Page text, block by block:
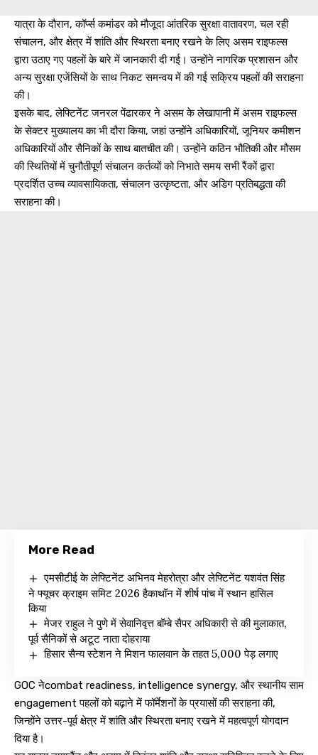
यात्रा के दौरान, कॉर्प्स कमांडर को मौजूदा आंतरिक सुरक्षा वातावरण, चल रही
संचालन, और क्षेत्र में शांति और स्थिरता बनाए रखने के लिए असम राइफल्स
द्वारा उठाए गए पहलों के बारे में जानकारी दी गई। उन्होंने नागरिक प्रशासन और
अन्य सुरक्षा एजेंसियों के साथ निकट समन्वय में की गई सक्रिय पहलों की सराहना
की।
इसके बाद, लेफ्टिनेंट जनरल पेंढारकर ने असम के लेखापानी में असम राइफल्स
के सेक्टर मुख्यालय का भी दौरा किया, जहां उन्होंने अधिकारियों, जूनियर कमीशन
अधिकारियों और सैनिकों के साथ बातचीत की। उन्होंने कठिन भौतिकी और मौसम
की स्थितियों में चुनौतीपूर्ण संचालन कर्तव्यों को निभाते समय सभी रैंकों द्वारा
प्रदर्शित उच्च व्यावसायिकता, संचालन उत्कृष्टता, और अडिग प्रतिबद्धता की
सराहना की।
More Read
एमसीटीई के लेफ्टिनेंट अभिनव मेहरोत्रा और लेफ्टिनेंट यशवंत सिंह
ने फ्यूचर क्राइम समिट 2026 हैकाथॉन में शीर्ष पांच में स्थान हासिल
किया
मेजर राहुल ने पुणे में सेवानिवृत्त बॉम्बे सैपर अधिकारी से की मुलाकात,
पूर्व सैनिकों से अटूट नाता दोहराया
हिसार सैन्य स्टेशन ने मिशन फालवान के तहत 5,000 पेड़ लगाए
GOC नेcombat readiness, intelligence synergy, और स्थानीय साम
engagement पहलों को बढ़ाने में फॉर्मेशनों के प्रयासों की सराहना की,
जिन्होंने उत्तर-पूर्व क्षेत्र में शांति और स्थिरता बनाए रखने में महत्वपूर्ण योगदान
दिया है।